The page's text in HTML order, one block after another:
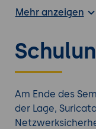
effektiv in ihren
Netzwerk Kurse .
Mehr anzeigen
Am Ende des
der Lage,